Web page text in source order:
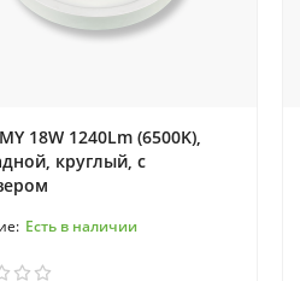
18W 1240Lm (6500K),
круглый, с
Есть в наличии